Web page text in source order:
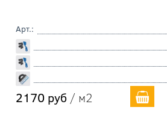
Арт.:
2170 руб / м2